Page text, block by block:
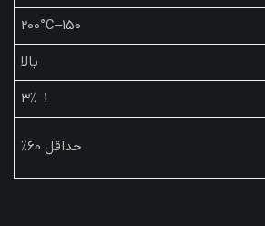
150–200°C
بالا
1–3٪
حداقل 60٪